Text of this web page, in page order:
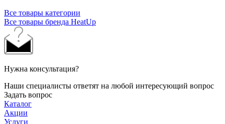
Все товары категории
Все товары бренда HeatUp
Нужна консультация?
Наши специалисты ответят на любой интересующий вопрос
Задать вопрос
Каталог
Акции
Услуги